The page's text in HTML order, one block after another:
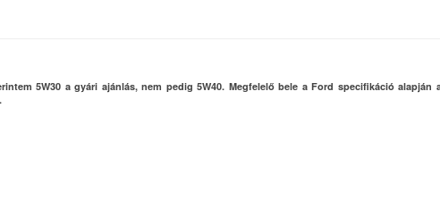
5W30 a gyári ajánlás, nem pedig 5W40. Megfelelő bele a Ford specifikáció alapján